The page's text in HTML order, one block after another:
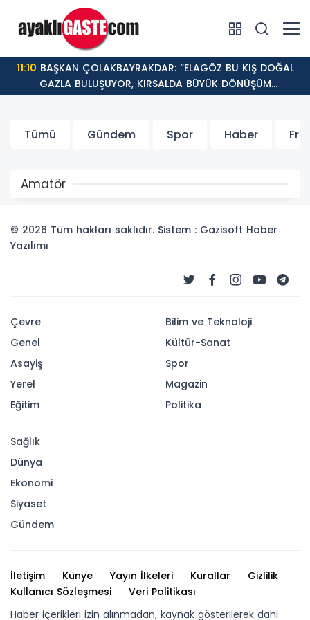
11:10
GAZLA BULUŞUYOR, KIRSALDA BÜYÜK DÖNÜŞÜM
BAŞLIYOR!”
Tümü Gündem Spor Haber
Amatör
© 2026 Tüm hakları saklıdır. Sistem : Gazisoft Haber
Yazılımı
Çevre
Genel
Asayiş
Yerel
Eğitim
Bilim ve Teknoloji
Kültür-Sanat
Spor
Magazin
Politika
Sağlık
Dünya
Ekonomi
Siyaset
Gündem
İletişim Künye Yayın İlkeleri Kurallar
Gizlilik
Kullanıcı Sözleşmesi
Veri Politikası
Haber içerikleri izin alınmadan, kaynak gösterilerek dahi